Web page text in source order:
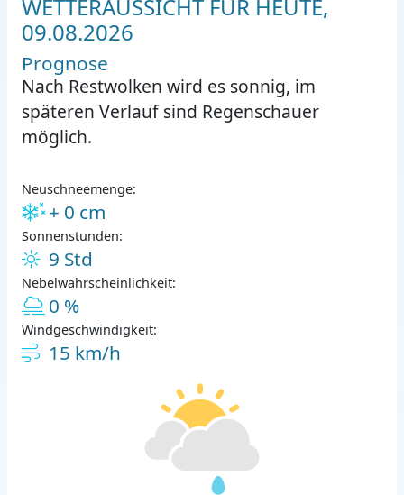
WETTERAUSSICHT FÜR HEUTE,
09.08.2026
Prognose
Nach Restwolken wird es sonnig, im
späteren Verlauf sind Regenschauer
möglich.
Neuschneemenge:
+ 0 cm
Sonnenstunden:
9 Std
Nebelwahrscheinlichkeit:
0 %
Windgeschwindigkeit:
15 km/h